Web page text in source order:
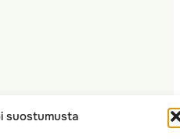
suostumusta
10, 00380 Helsinki, Finland